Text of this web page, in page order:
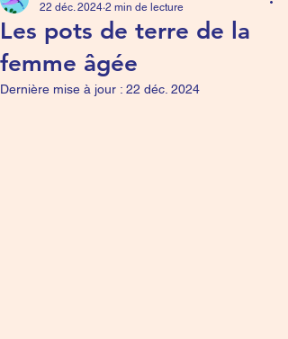
Les pots de terre de la
femme âgée
22 déc. 2024 2 min de lecture
Dernière mise à jour : 22 déc. 2024